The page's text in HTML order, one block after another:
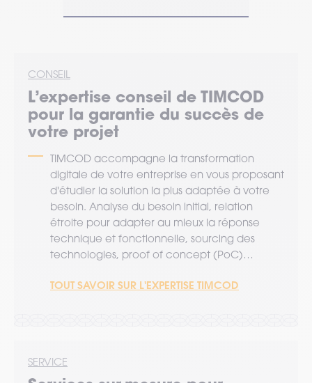
CONSEIL
L’expertise conseil de TIMCOD
pour la garantie du succès de
votre projet
TIMCOD accompagne la transformation
digitale de votre entreprise en vous proposant
d'étudier la solution la plus adaptée à votre
besoin. Analyse du besoin initial, relation
étroite pour adapter au mieux la réponse
technique et fonctionnelle, sourcing des
technologies, proof of concept (PoC)…
TOUT SAVOIR SUR L'EXPERTISE TIMCOD
SERVICE